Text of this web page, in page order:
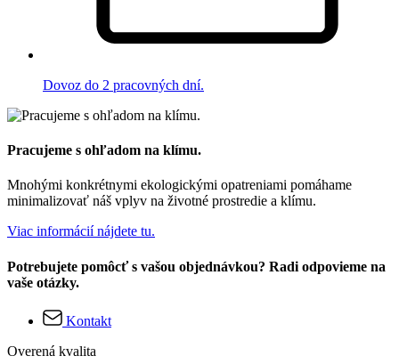
Dovoz do 2 pracovných dní.
Pracujeme s ohľadom na klímu.
Mnohými konkrétnymi ekologickými opatreniami pomáhame
minimalizovať náš vplyv na životné prostredie a klímu.
Viac informácií nájdete tu.
Potrebujete pomôcť s vašou objednávkou? Radi odpovieme na
vaše otázky.
Kontakt
Overená kvalita